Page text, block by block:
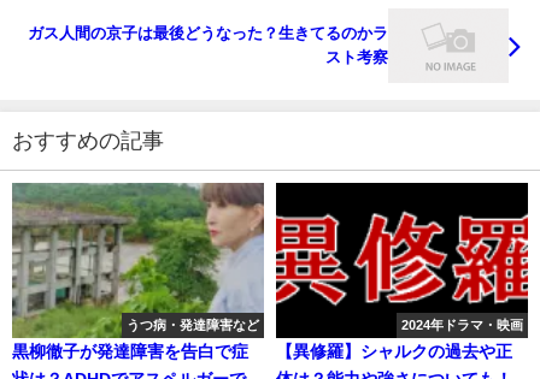
ガス人間の京子は最後どうなった？生きてるのかラ
スト考察
おすすめの記事
うつ病・発達障害など
黒柳徹子が発達障害を告白で症
2024年ドラマ・映画
【異修羅】シャルクの過去や正